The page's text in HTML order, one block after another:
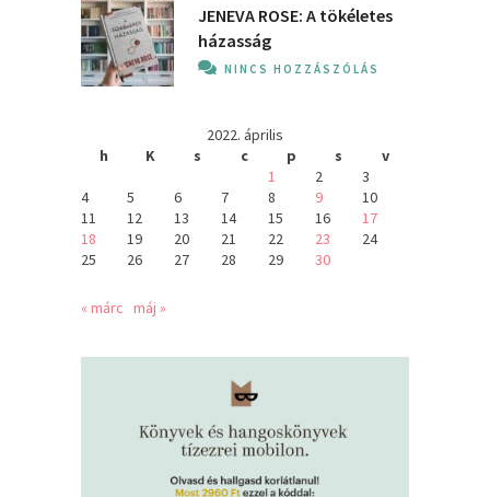
JENEVA ROSE: A ​tökéletes
házasság
NINCS HOZZÁSZÓLÁS
2022. április
h
K s c p s
v
1
2
3
4
5 6 7 8 9
10
11
12 13 14 15 16
17
18
19 20 21 22 23
24
25
26 27 28 29 30
« márc máj »